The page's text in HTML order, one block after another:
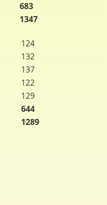
683
1347
124
132
137
122
129
644
1289